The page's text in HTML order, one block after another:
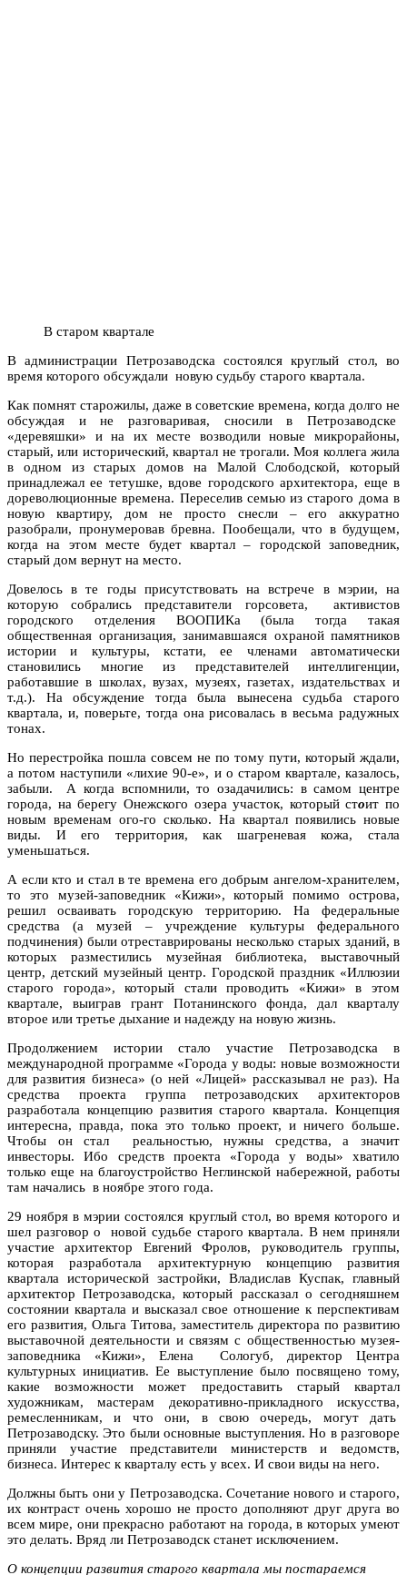
В старом квартале
В администрации Петрозаводска состоялся круглый стол, во
время которого обсуждали новую судьбу старого квартала.
Как помнят старожилы, даже в советские времена, когда долго не
обсуждая и не разговаривая, сносили в Петрозаводске
«деревяшки» и на их месте возводили новые микрорайоны,
старый, или исторический, квартал не трогали. Моя коллега жила
в одном из старых домов на Малой Слободской, который
принадлежал ее тетушке, вдове городского архитектора, еще в
дореволюционные времена. Переселив семью из старого дома в
новую квартиру, дом не просто снесли – его аккуратно
разобрали, пронумеровав бревна. Пообещали, что в будущем,
когда на этом месте будет квартал – городской заповедник,
старый дом вернут на место.
Довелось в те годы присутствовать на встрече в мэрии, на
которую собрались представители горсовета, активистов
городского отделения ВООПИКа (была тогда такая
общественная организация, занимавшаяся охраной памятников
истории и культуры, кстати, ее членами автоматически
становились многие из представителей интеллигенции,
работавшие в школах, вузах, музеях, газетах, издательствах и
т.д.). На обсуждение тогда была вынесена судьба старого
квартала, и, поверьте, тогда она рисовалась в весьма радужных
тонах.
Но перестройка пошла совсем не по тому пути, который ждали,
а потом наступили «лихие 90-е», и о старом квартале, казалось,
забыли. А когда вспомнили, то озадачились: в самом центре
города, на берегу Онежского озера участок, который стоит по
новым временам ого-го сколько. На квартал появились новые
виды. И его территория, как шагреневая кожа, стала
уменьшаться.
А если кто и стал в те времена его добрым ангелом-хранителем,
то это музей-заповедник «Кижи», который помимо острова,
решил осваивать городскую территорию. На федеральные
средства (а музей – учреждение культуры федерального
подчинения) были отреставрированы несколько старых зданий, в
которых разместились музейная библиотека, выставочный
центр, детский музейный центр. Городской праздник «Иллюзии
старого города», который стали проводить «Кижи» в этом
квартале, выиграв грант Потанинского фонда, дал кварталу
второе или третье дыхание и надежду на новую жизнь.
Продолжением истории стало участие Петрозаводска в
международной программе «Города у воды: новые возможности
для развития бизнеса» (о ней «Лицей» рассказывал не раз). На
средства проекта группа петрозаводских архитекторов
разработала концепцию развития старого квартала. Концепция
интересна, правда, пока это только проект, и ничего больше.
Чтобы он стал реальностью, нужны средства, а значит
инвесторы. Ибо средств проекта «Города у воды» хватило
только еще на благоустройство Неглинской набережной, работы
там начались в ноябре этого года.
29 ноября в мэрии состоялся круглый стол, во время которого и
шел разговор о новой судьбе старого квартала. В нем приняли
участие архитектор Евгений Фролов, руководитель группы,
которая разработала архитектурную концепцию развития
квартала исторической застройки, Владислав Куспак, главный
архитектор Петрозаводска, который рассказал о сегодняшнем
состоянии квартала и высказал свое отношение к перспективам
его развития, Ольга Титова, заместитель директора по развитию
выставочной деятельности и связям с общественностью музея-
заповедника «Кижи», Елена Сологуб, директор Центра
культурных инициатив. Ее выступление было посвящено тому,
какие возможности может предоставить старый квартал
художникам, мастерам декоративно-прикладного искусства,
ремесленникам, и что они, в свою очередь, могут дать
Петрозаводску. Это были основные выступления. Но в разговоре
приняли участие представители министерств и ведомств,
бизнеса. Интерес к кварталу есть у всех. И свои виды на него.
Должны быть они у Петрозаводска. Сочетание нового и старого,
их контраст очень хорошо не просто дополняют друг друга во
всем мире, они прекрасно работают на города, в которых умеют
это делать. Вряд ли Петрозаводск станет исключением.
О концепции развития старого квартала мы постараемся